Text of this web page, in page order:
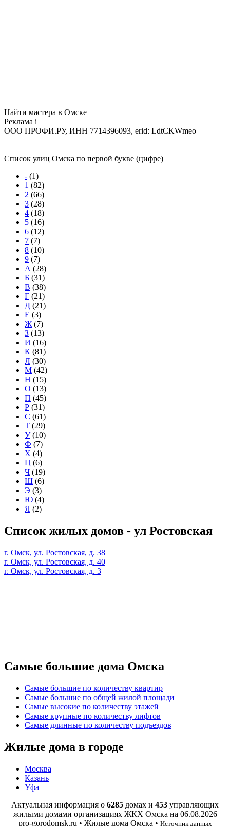
Найти мастера в Омске
Реклама i
ООО ПРОФИ.РУ, ИНН 7714396093, erid: LdtCKWmeo
Список улиц Омска по первой букве (цифре)
- (1)
1 (82)
2 (66)
3 (28)
4 (18)
5 (16)
6 (12)
7 (7)
8 (10)
9 (7)
А (28)
Б (31)
В (38)
Г (21)
Д (21)
Е (3)
Ж (7)
З (13)
И (16)
К (81)
Л (30)
М (42)
Н (15)
О (13)
П (45)
Р (31)
С (61)
Т (29)
У(10)
Ф (7)
Х (4)
Ц (6)
Ч (19)
Ш (6)
Э (3)
Ю (4)
Я (2)
Список жилых домов - ул Ростовская
г. Омск, ул. Ростовская, д. 38
г. Омск, ул. Ростовская, д. 40
г. Омск, ул. Ростовская, д. 3
Самые большие дома Омска
Самые большие по количеству квартир
Самые большие по общей жилой площади
Самые высокие по количеству этажей
Самые крупные по количеству лифтов
Самые длинные по количеству подъездов
Жилые дома в городе
Москва
Казань
Уфа
Актуальная информация о 6285 домах и 453 управляющих
жилыми домами организациях ЖКХ Омска на 06.08.2026
pro-gorodomsk.ru • Жилые дома Омска • Источник данных